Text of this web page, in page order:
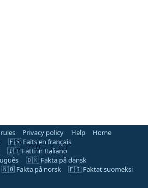
Privacy policy Help
Home
🇫🇷 Faits en français
🇮🇹 Fatti in Italiano
🇩🇰 Fakta på dansk
🇳🇴 Fakta på norsk
🇫🇮 Faktat suomeksi